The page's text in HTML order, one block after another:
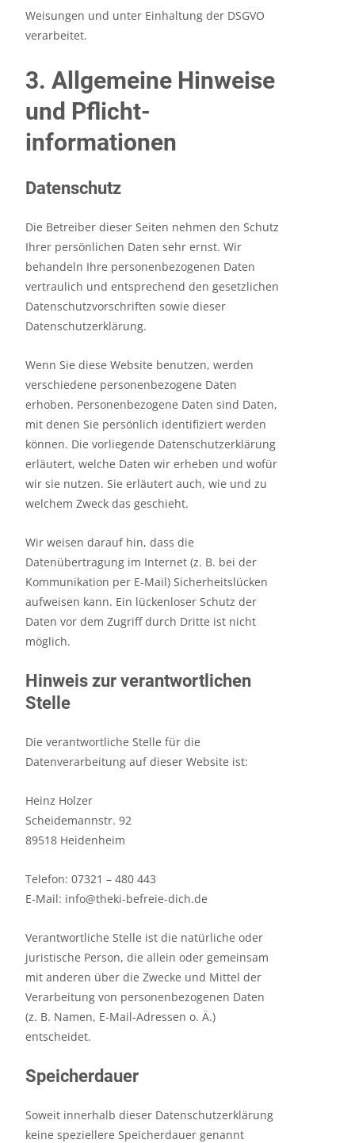
Weisungen und unter Einhaltung der DSGVO
verarbeitet.
3. Allgemeine Hinweise
und Pflicht­
informationen
Datenschutz
Die Betreiber dieser Seiten nehmen den Schutz
Ihrer persönlichen Daten sehr ernst. Wir
behandeln Ihre personenbezogenen Daten
vertraulich und entsprechend den gesetzlichen
Datenschutzvorschriften sowie dieser
Datenschutzerklärung.
Wenn Sie diese Website benutzen, werden
verschiedene personenbezogene Daten
erhoben. Personenbezogene Daten sind Daten,
mit denen Sie persönlich identifiziert werden
können. Die vorliegende Datenschutzerklärung
erläutert, welche Daten wir erheben und wofür
wir sie nutzen. Sie erläutert auch, wie und zu
welchem Zweck das geschieht.
Wir weisen darauf hin, dass die
Datenübertragung im Internet (z. B. bei der
Kommunikation per E-Mail) Sicherheitslücken
aufweisen kann. Ein lückenloser Schutz der
Daten vor dem Zugriff durch Dritte ist nicht
möglich.
Hinweis zur verantwortlichen
Stelle
Die verantwortliche Stelle für die
Datenverarbeitung auf dieser Website ist:
Heinz Holzer
Scheidemannstr. 92
89518 Heidenheim
Telefon: 07321 – 480 443
E-Mail: info@theki-befreie-dich.de
Verantwortliche Stelle ist die natürliche oder
juristische Person, die allein oder gemeinsam
mit anderen über die Zwecke und Mittel der
Verarbeitung von personenbezogenen Daten
(z. B. Namen, E-Mail-Adressen o. Ä.)
entscheidet.
Speicherdauer
Soweit innerhalb dieser Datenschutzerklärung
keine speziellere Speicherdauer genannt